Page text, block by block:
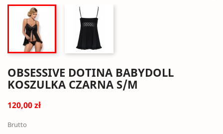
OBSESSIVE DOTINA BABYDOLL
KOSZULKA CZARNA S/M
120,00 zł
Brutto